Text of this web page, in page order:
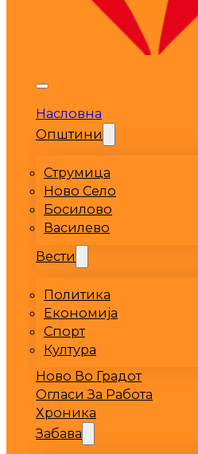
Насловна
Општини
Струмица
Ново Село
Босилово
Василево
Вести
Политика
Економија
Спорт
Култура
Ново Во Градот
Огласи За Работа
Хроника
Забава